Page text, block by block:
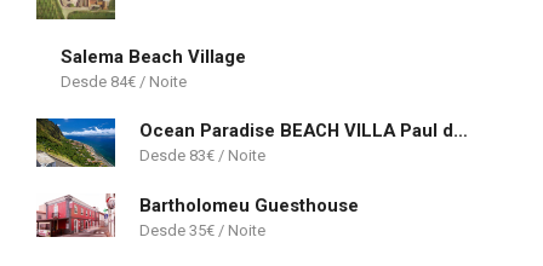
Salema Beach Village
84€
Ocean Paradise BEACH VILLA Paul do Mar
83€
Bartholomeu Guesthouse
35€